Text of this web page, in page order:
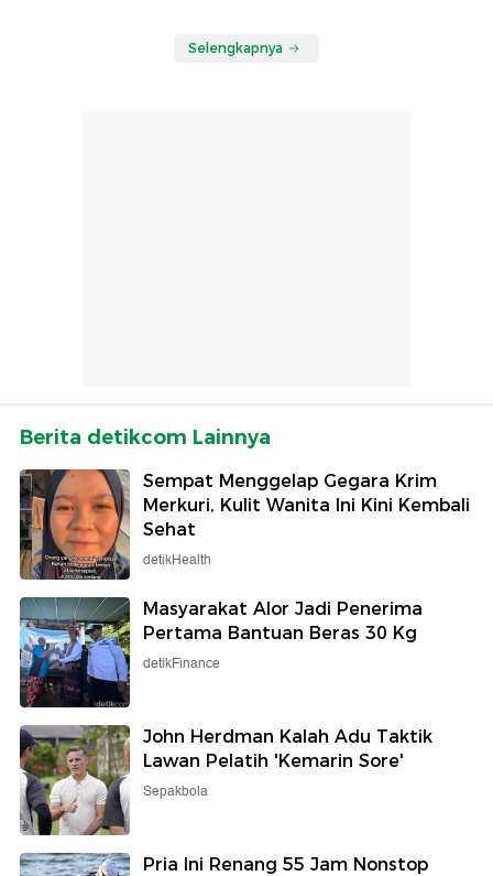
Selengkapnya
Berita detikcom Lainnya
Sempat Menggelap Gegara Krim
Merkuri, Kulit Wanita Ini Kini Kembali
Sehat
detikHealth
Masyarakat Alor Jadi Penerima
Pertama Bantuan Beras 30 Kg
detikFinance
John Herdman Kalah Adu Taktik
Lawan Pelatih 'Kemarin Sore'
Sepakbola
Pria Ini Renang 55 Jam Nonstop